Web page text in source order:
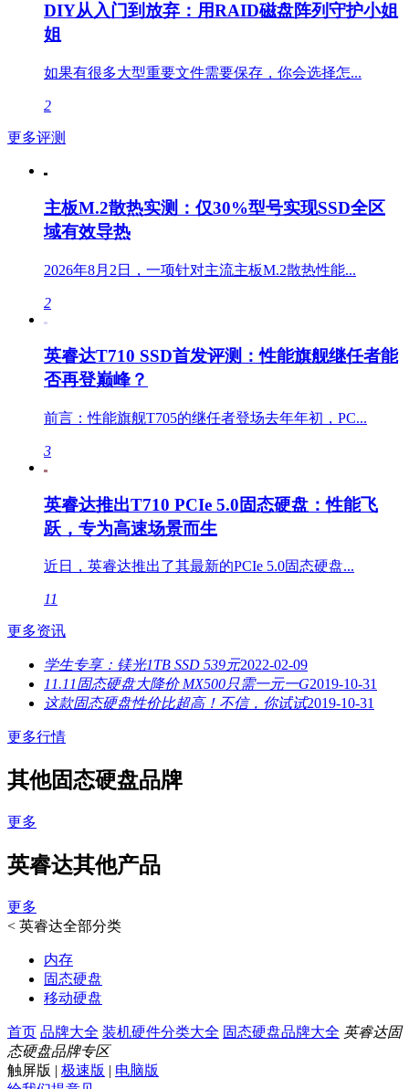
DIY从入门到放弃：用RAID磁盘阵列守护小姐
姐
如果有很多大型重要文件需要保存，你会选择怎...
2
更多评测
主板M.2散热实测：仅30%型号实现SSD全区
域有效导热
2026年8月2日，一项针对主流主板M.2散热性能...
2
英睿达T710 SSD首发评测：性能旗舰继任者能
否再登巅峰？
前言：性能旗舰T705的继任者登场去年年初，PC...
3
英睿达推出T710 PCIe 5.0固态硬盘：性能飞
跃，专为高速场景而生
近日，英睿达推出了其最新的PCIe 5.0固态硬盘...
11
更多资讯
学生专享：镁光1TB SSD 539元2022-02-09
11.11固态硬盘大降价 MX500只需一元一G2019-10-31
这款固态硬盘性价比超高！不信，你试试2019-10-31
更多行情
其他固态硬盘品牌
更多
英睿达其他产品
更多
< 英睿达全部分类
内存
固态硬盘
移动硬盘
首页 品牌大全 装机硬件分类大全 固态硬盘品牌大全 英睿达固
态硬盘品牌专区
触屏版 | 极速版 | 电脑版